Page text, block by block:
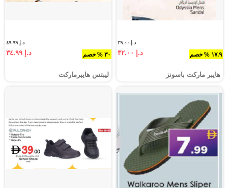
١٧.٩ % خصم
د.إ ٣٩.٠٠
د.إ ٣٢.٠٠
هايبر ماركت باسونز
٣٠ % خصم
د.إ ٤٩.٩٩
د.إ ٣٤.٩٩
ليبتس هايبرماركت